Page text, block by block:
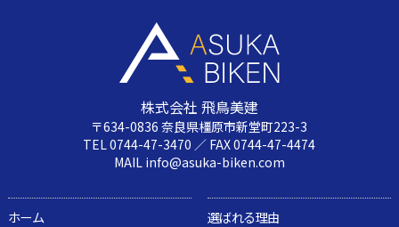
株式会社 飛鳥美建
〒634-0836 奈良県橿原市新堂町223-3
TEL 0744-47-3470 ／ FAX 0744-47-4474
MAIL info@asuka-biken.com
ホーム
選ばれる理由